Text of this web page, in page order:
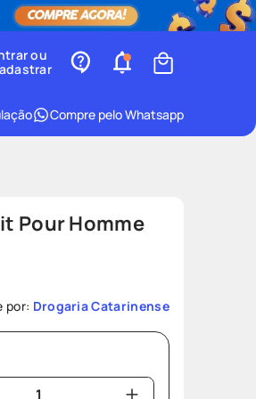
ou
Compre pelo Whatsapp
Pour Homme
por: Drogaria Catarinense